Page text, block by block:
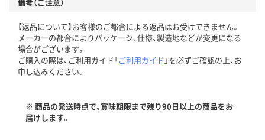
【返品について】お客様のご都合による返品はお受けできません。
メーカーの都合によりパッケージ、仕様、製造地などが変更になる
場合がございます。
ご購入の際は、ご利用ガイド「ご利用ガイド 」を必ずご確認の上、お
申し込みください。
※ 商品の発送時点で、賞味期限まで残り90日以上の商品をお
届けします。